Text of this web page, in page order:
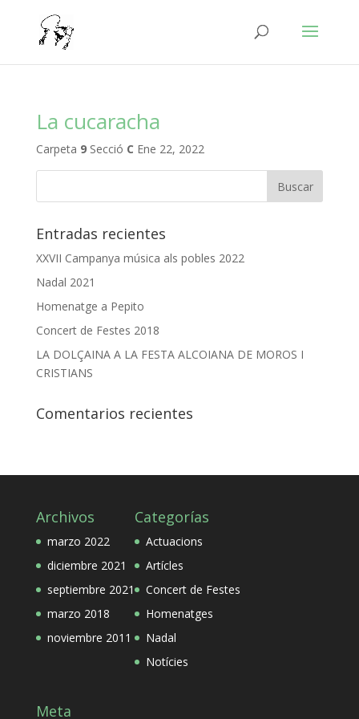
La cucaracha
Carpeta 9Secció C Ene 22, 2022
Entradas recientes
XXVII Campanya música als pobles 2022
Nadal 2021
Homenatge a Pepito
Concert de Festes 2018
LA DOLÇAINA A LA FESTA ALCOIANA DE MOROS I
CRISTIANS
Comentarios recientes
Archivos
marzo 2022
diciembre 2021
septiembre 2021
marzo 2018
noviembre 2011
Categorías
Actuacions
Artícles
Concert de Festes
Homenatges
Nadal
Notícies
Meta